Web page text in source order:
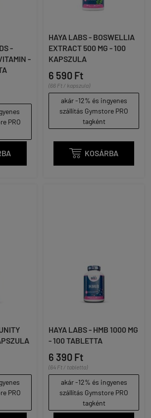
-
-
PRO
HAYA LABS - BOSWELLIA
EXTRACT 500 MG - 100
KAPSZULA
6 590 Ft
(66 Ft / kapszula)
akár -12% és ingyenes
szállítás Gymstore PRO
tagként
 KOSÁRBA
PRO
HAYA LABS - HMB 1000 MG
- 100 TABLETTA
6 390 Ft
(64 Ft / tabletta)
akár -12% és ingyenes
szállítás Gymstore PRO
tagként